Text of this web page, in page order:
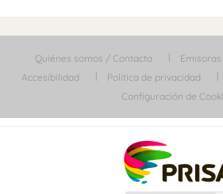
Quiénes somos / Contacta Emisoras
Accesibilidad
Política de privacidad
Configuración de